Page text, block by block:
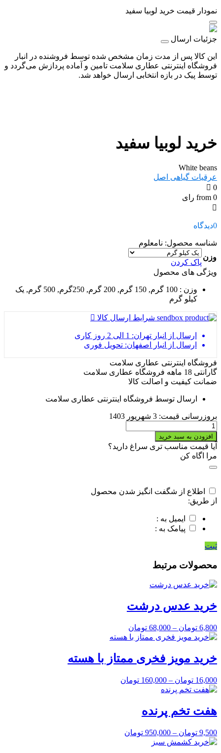
نمودار قیمت خرید لوبیا سفید
جزئیات ارسال
این کالا پس از مدت زمان مشخص شده توسط فروشنده در انبار
فروشگاه اینترنتی عطاری سلامت تامین و آماده پردازش می‌گردد و
توسط پیک در بازه انتخابی ارسال خواهد شد.
خرید لوبیا سفید
White beans
عرقیات گیاهی اصل
0
from 0 رای
0دیدگاه
شناسه محصول: نامعلوم
وزن
پاک کردن
ویژگی های محصول
وزن
: 100 گرم, 150 گرم, 200 گرم, 250گرم, 500 گرم, یک
کیلو گرم
شرایط ارسال کالا
ارسال از انبار تهران: 1 الی 2 روز کاری
ارسال از انبار اصفهان: تحویل فوری
فروشگاه اینترنتی عطاری سلامت
گارانتی 18 ماهه فروشگاه عطاری سلامت
ضمانت کیفیت و اصالت کالا
ارسال توسط فروشگاه اینترنتی عطاری سلامت
بروزرسانی قیمت: 3 شهریور 1403
خرید
لوبیا
سفید
quantity
افزودن به سبد خرید
آیا قیمت مناسب تری سراغ دارید؟
مرا اگاه کن
اطلاع از شگفت انگیز شدن محصول
از طریق:
ایمیل به :
پیامک به :
ثبت
محصولات مرتبط
خرید عدس درشت
6,800 تومان –
68,000 تومان
خرید مویز فخری ممتاز با هسته
16,000 تومان –
160,000 تومان
هفت تخم پرنده
9,500 تومان –
950,000 تومان